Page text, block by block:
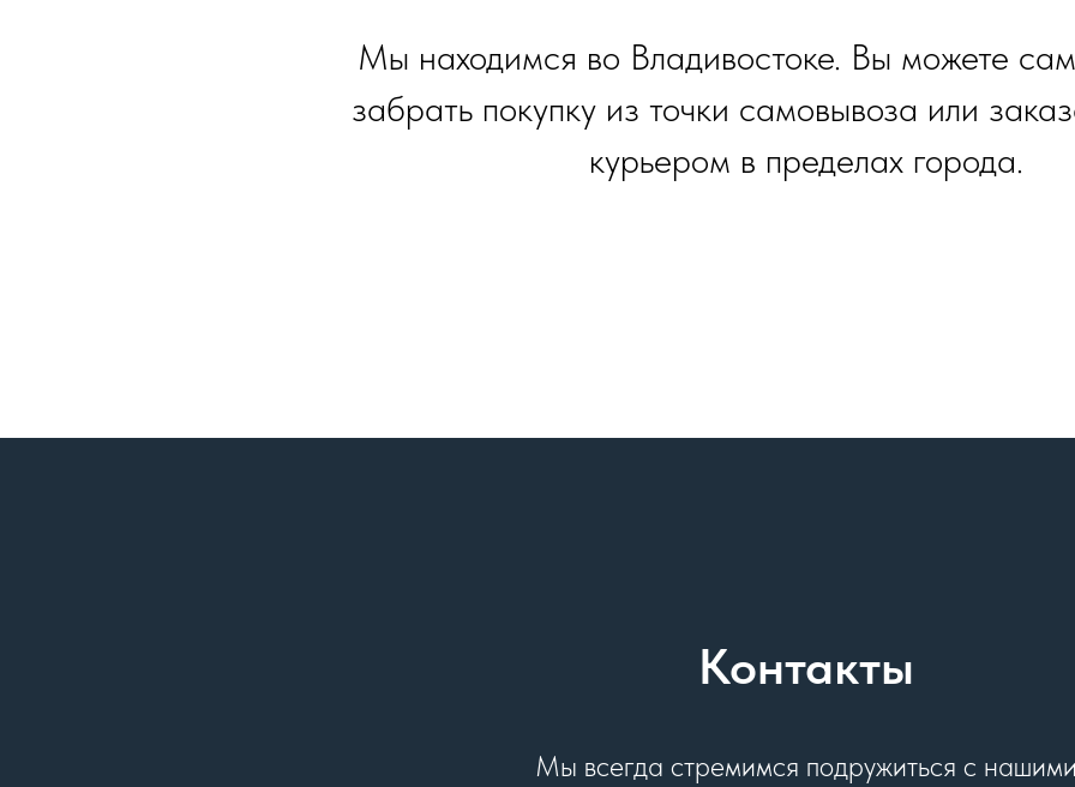
Мы находимся во Владивостоке. Вы можете
забрать покупку из точки самовывоза или
курьером в пределах города.
Контакты
Мы всегда стремимся подружиться с